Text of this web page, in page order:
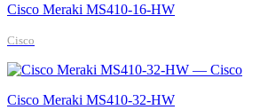
Cisco Meraki MS410-16-HW
Cisco
Cisco Meraki MS410-32-HW